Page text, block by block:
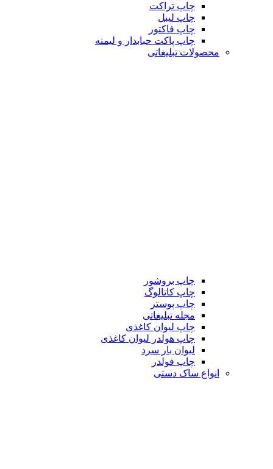
چاپ تراکت
چاپ لیبل
چاپ فاکتور
چاپ پاکت حبابدار و لیمنه
محصولات تبلیغاتی
چاپ بروشور
چاپ کاتالوگ
چاپ پوستر
مجله تبلیغاتی
چاپ لیوان کاغذی
چاپ هولدر لیوان کاغذی
لیوان بار سرد
چاپ فولدر
انواع ساک دستی